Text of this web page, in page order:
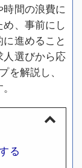
間の浪費に
、事前にし
進めること
選びから応
を解説し、
る